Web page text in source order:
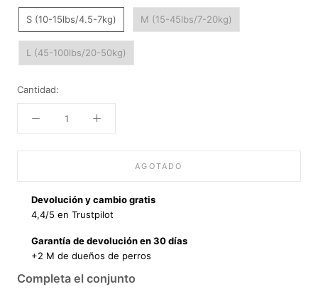
S (10-15lbs/4.5-7kg) M (15-45lbs/7-20kg)
L (45-100lbs/20-50kg)
Cantidad:
AGOTADO
Devolución y cambio gratis
4,4/5 en Trustpilot
Garantía de devolución en 30 días
+2 M de dueños de perros
Completa el conjunto